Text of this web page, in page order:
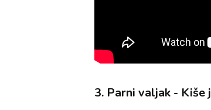
3. Parni valjak - Kiše